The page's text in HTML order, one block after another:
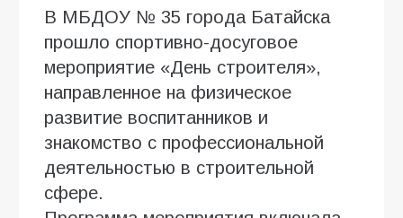
В МБДОУ № 35 города Батайска
прошло спортивно-досуговое
мероприятие «День строителя»,
направленное на физическое
развитие воспитанников и
знакомство с профессиональной
деятельностью в строительной
сфере.